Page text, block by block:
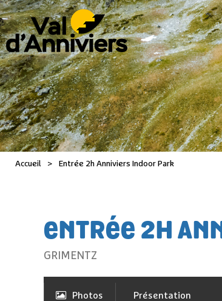
Accueil > Entrée 2h Anniviers Indoor Park
ENTRÉE 2H
GRIMENTZ
Photos Présentation